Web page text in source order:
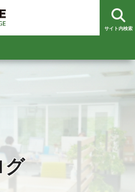
サイト内検索
グ